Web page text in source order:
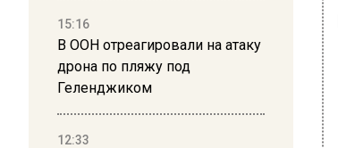
15:16
В ООН отреагировали на атаку
дрона по пляжу под
Геленджиком
12:33